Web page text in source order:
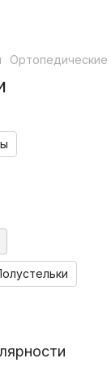
Ортопедические